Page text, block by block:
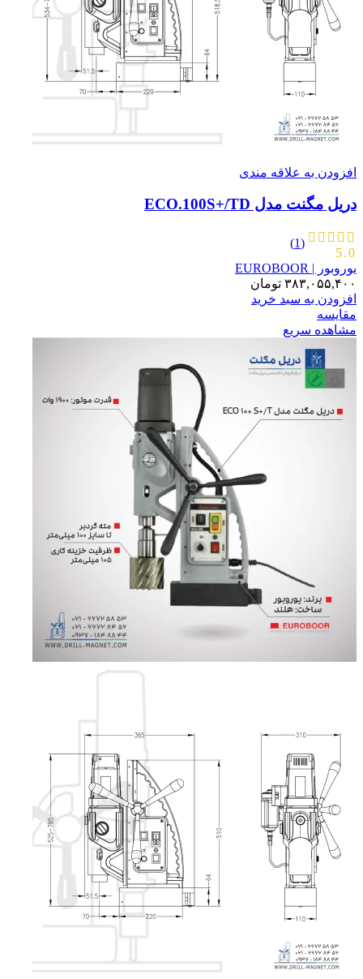
افزودن به علاقه مندی
دریل مگنت مدل ECO.100S+/TD
5.0
(1)
یوروبور | EUROBOOR
۳۸۳,۰۵۵,۴۰۰ تومان
افزودن به سبد خرید
مقایسه
مشاهده سریع